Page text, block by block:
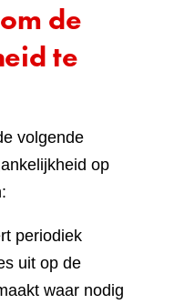
de
te
volgende
op
periodiek
uit op de
waar nodig